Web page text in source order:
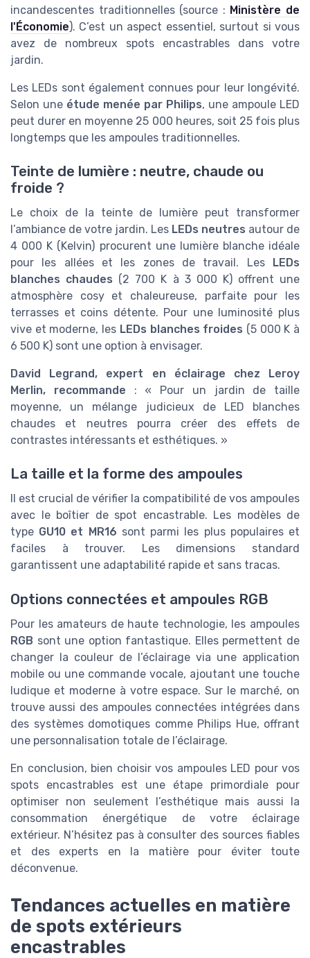
incandescentes traditionnelles (source : Ministère de
l'Économie). C’est un aspect essentiel, surtout si vous
avez de nombreux spots encastrables dans votre
jardin.
Les LEDs sont également connues pour leur longévité.
Selon une étude menée par Philips, une ampoule LED
peut durer en moyenne 25 000 heures, soit 25 fois plus
longtemps que les ampoules traditionnelles.
Teinte de lumière : neutre, chaude ou
froide ?
Le choix de la teinte de lumière peut transformer
l’ambiance de votre jardin. Les LEDs neutres autour de
4 000 K (Kelvin) procurent une lumière blanche idéale
pour les allées et les zones de travail. Les LEDs
blanches chaudes (2 700 K à 3 000 K) offrent une
atmosphère cosy et chaleureuse, parfaite pour les
terrasses et coins détente. Pour une luminosité plus
vive et moderne, les LEDs blanches froides (5 000 K à
6 500 K) sont une option à envisager.
David Legrand, expert en éclairage chez Leroy
Merlin, recommande : « Pour un jardin de taille
moyenne, un mélange judicieux de LED blanches
chaudes et neutres pourra créer des effets de
contrastes intéressants et esthétiques. »
La taille et la forme des ampoules
Il est crucial de vérifier la compatibilité de vos ampoules
avec le boîtier de spot encastrable. Les modèles de
type GU10 et MR16 sont parmi les plus populaires et
faciles à trouver. Les dimensions standard
garantissent une adaptabilité rapide et sans tracas.
Options connectées et ampoules RGB
Pour les amateurs de haute technologie, les ampoules
RGB sont une option fantastique. Elles permettent de
changer la couleur de l’éclairage via une application
mobile ou une commande vocale, ajoutant une touche
ludique et moderne à votre espace. Sur le marché, on
trouve aussi des ampoules connectées intégrées dans
des systèmes domotiques comme Philips Hue, offrant
une personnalisation totale de l’éclairage.
En conclusion, bien choisir vos ampoules LED pour vos
spots encastrables est une étape primordiale pour
optimiser non seulement l’esthétique mais aussi la
consommation énergétique de votre éclairage
extérieur. N’hésitez pas à consulter des sources fiables
et des experts en la matière pour éviter toute
déconvenue.
Tendances actuelles en matière
de spots extérieurs
encastrables